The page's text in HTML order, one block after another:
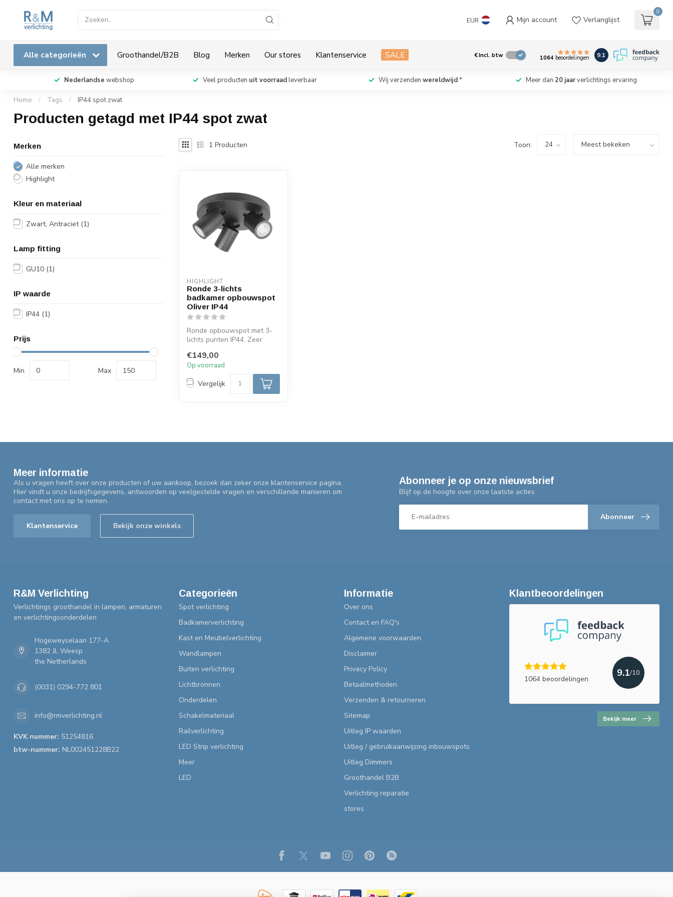
EUR Mijn account Verlanglijst
0
Alle categorieën Groothandel/B2B Blog Merken Our stores Klantenservice SALE €Incl. btw 1064beoordelingen 9.1
Nederlandse webshop Veel producten uit voorraadleverbaar Wij verzenden wereldwijd* Meer dan 20 jaarverlichtings ervaring
Home / Tags / IP44 spot zwat
Producten getagd met IP44 spot zwat
Merken
Alle merken
Highlight
Kleur en materiaal
Zwart, Antraciet (1)
Lamp fitting
GU10 (1)
IP waarde
IP44 (1)
Prijs
Min Max
1 Producten Toon:
HIGHLIGHT
Ronde 3-lichts
badkamer opbouwspot
Oliver IP44
Ronde opbouwspot met 3-
lichts punten IP44. Zeer
ruimtes z...
€149,00
Op voorraad
Vergelijk
Meer informatie
Als u vragen heeft over onze producten of uw aankoop, bezoek dan zeker onze klantenservice pagina.
Hier vindt u onze bedrijfsgegevens, antwoorden op veelgestelde vragen en verschillende manieren om
contact met ons op te nemen.
Klantenservice Bekijk onze winkels
Abonneer je op onze nieuwsbrief
Blijf op de hoogte over onze laatste acties
Abonneer
R&M Verlichting
Verlichtings groothandel in lampen, armaturen
en verlichtingsonderdelen
Hogeweyselaan 177-A
1382 JL Weesp
the Netherlands
(0031) 0294-772 801
info@rmverlichting.nl
KVK nummer: 51254816
btw-nummer: NL002451228B22
Categorieën
Spot verlichting
Badkamerverlichting
Kast en Meubelverlichting
Wandlampen
Buiten verlichting
Lichtbronnen
Onderdelen
Schakelmateriaal
Railverlichting
LED Strip verlichting
Meer
LED
Informatie
Over ons
Contact en FAQ's
Algemene voorwaarden
Disclaimer
Privacy Policy
Betaalmethoden
Verzenden & retourneren
Sitemap
Uitleg IP waarden
Uitleg / gebruikaanwijzing inbouwspots
Uitleg Dimmers
Groothandel B2B
Verlichting reparatie
stores
Klantbeoordelingen
1064 beoordelingen
9.1/10
Bekijk meer